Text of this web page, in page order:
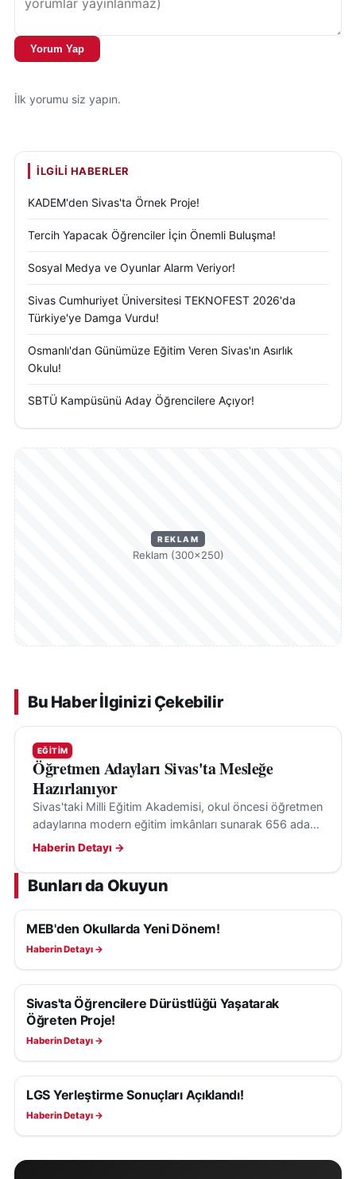
getirdi. Konuyla ilgili görüş bildiren birçok vatandaş,
bağış haberini ilk duyduklarında büyük bir mutluluk
yaşadıklarını, ancak resmi yalanlama sonrasında
Tarkan’ı seviyoruz, bu nedenle önce sevindik ama
Sivaslılar, yine de ilerleyen süreçte eğitim
yatırımlarına yönelik somut ve resmi projelerin
hayata geçirilmesini umut ettiklerini dile getirdi.
Bu gelişme, sosyal medyada hızla yayılan haberlerin
doğruluğunun teyit edilmesinin ne kadar önemli
olduğunu bir kez daha ortaya koydu. Özellikle Sivas
gündemi ile ilgili konularda, resmi kaynaklara
ulaşabildiği görüldü. Uzmanlar, eğitim haberleri ve
bağış iddiaları gibi hassas başlıklarda teyit
mekanizmalarının önemine dikkat çekiyor.
Yorum Yap
İlk yorumu siz yapın.
İLGILI HABERLER
KADEM'den Sivas'ta Örnek Proje!
Tercih Yapacak Öğrenciler İçin Önemli Buluşma!
Sosyal Medya ve Oyunlar Alarm Veriyor!
Sivas Cumhuriyet Üniversitesi TEKNOFEST 2026'da
Türkiye'ye Damga Vurdu!
Osmanlı'dan Günümüze Eğitim Veren Sivas'ın Asırlık
Okulu!
SBTÜ Kampüsünü Aday Öğrencilere Açıyor!
REKLAM
Reklam (300×250)
Bu Haber İlginizi Çekebilir
EĞITIM
Öğretmen Adayları Sivas'ta Mesleğe
Hazırlanıyor
Sivas'taki Milli Eğitim Akademisi, okul öncesi öğretmen
adaylarına modern eğitim imkânları sunarak 656 adayı
aynı anda yetiştiriyor. Eğitimler 2027'ye kadar sürecek.
Haberin Detayı →
Bunları da Okuyun
EĞITIM
MEB'den Okullarda Yeni Dönem!
Haberin Detayı →
EĞITIM
Sivas'ta Öğrencilere Dürüstlüğü Yaşatarak
Öğreten Proje!
Haberin Detayı →
EĞITIM
LGS Yerleştirme Sonuçları Açıklandı!
Haberin Detayı →